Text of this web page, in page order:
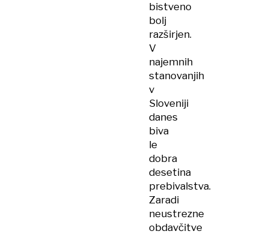
bistveno
bolj
razširjen.
V
najemnih
stanovanjih
v
Sloveniji
danes
biva
le
dobra
desetina
prebivalstva.
Zaradi
neustrezne
obdavčitve